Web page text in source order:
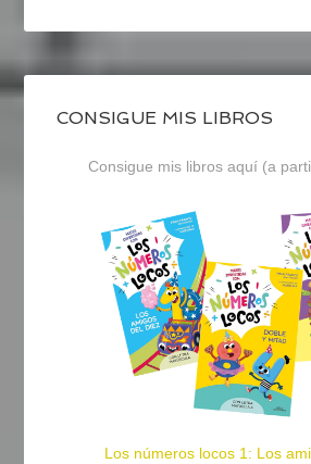
CONSIGUE MIS LIBROS
Consigue mis libros aquí (a
Los números locos 1: Los